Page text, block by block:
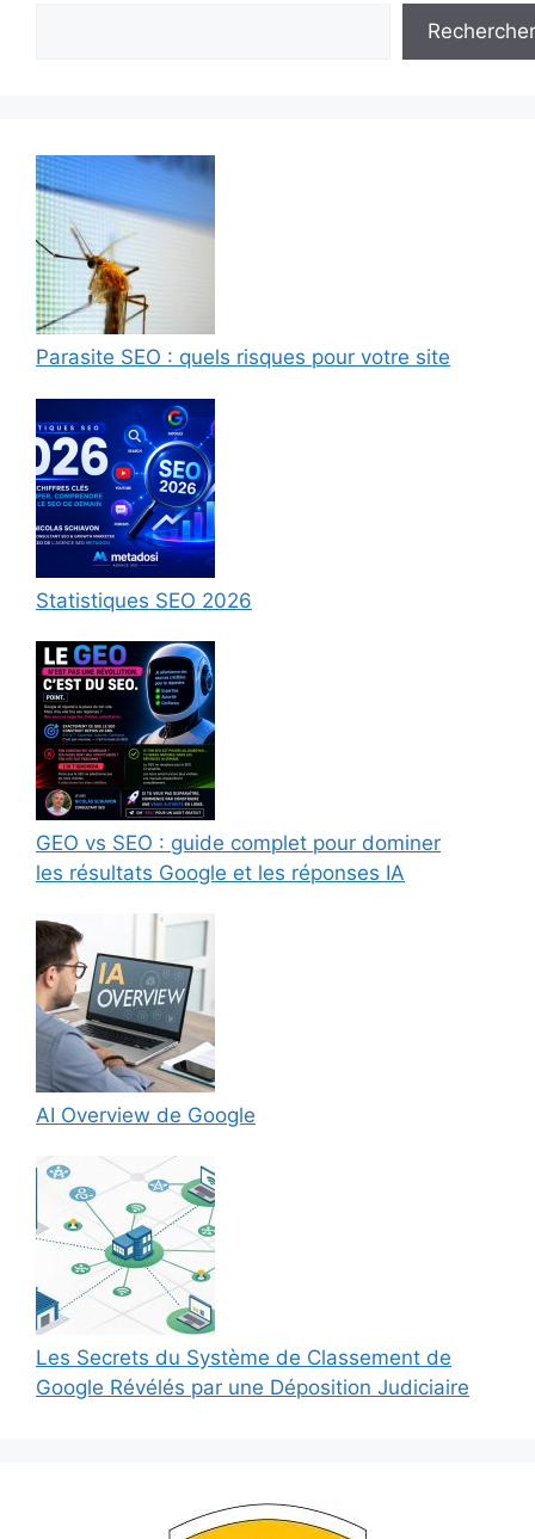
Rechercher
Parasite SEO : quels risques pour votre site
Statistiques SEO 2026
GEO vs SEO : guide complet pour dominer
les résultats Google et les réponses IA
AI Overview de Google
Les Secrets du Système de Classement de
Google Révélés par une Déposition Judiciaire